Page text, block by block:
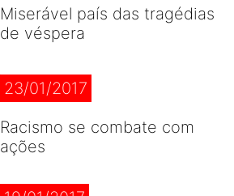
Miserável país das tragédias
de véspera
23/01/2017
Racismo se combate com
ações